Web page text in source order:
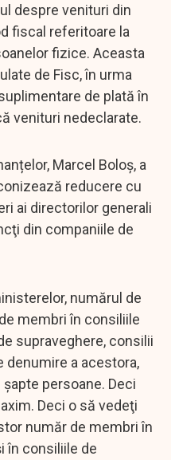
despre venituri din
fiscal referitoare la
fizice. Aceasta
de Fisc, în urma
de plată în
venituri nedeclarate.
Marcel Boloș, a
reducere cu
ai directorilor generali
din companiile de
numărul de
membri în consiliile
supraveghere, consilii
denumire a acestora,
persoane. Deci
Deci o să vedeţi
număr de membri în
în consiliile de